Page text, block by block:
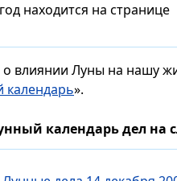
находится на странице
влиянии Луны на нашу
календарь».
календарь дел на